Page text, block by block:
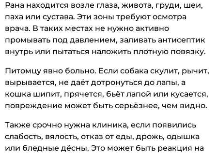
Рана находится возле глаза, живота, груди, шеи,
паха или сустава. Эти зоны требуют осмотра
врача. В таких местах не нужно активно
промывать под давлением, заливать антисептик
внутрь или пытаться наложить плотную повязку.
Питомцу явно больно. Если собака скулит, рычит,
вырывается, не даёт дотронуться до лапы, а
кошка шипит, прячется, бьёт лапой или кусается,
повреждение может быть серьёзнее, чем видно.
Также срочно нужна клиника, если появились
слабость, вялость, отказ от еды, дрожь, одышка
или бледные дёсны. Это может быть реакция на